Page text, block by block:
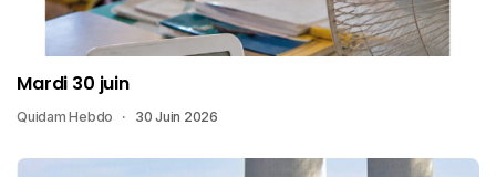
Mardi 30 juin
Quidam Hebdo 30 Juin 2026